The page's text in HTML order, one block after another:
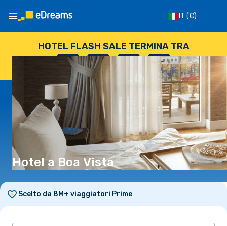
IT (€)
HOTEL FLASH SALE TERMINA TRA
--
GIORNI
: --
ORE
: --
SECONDI
Hotel a Boa Vista
Scelto da 8M+ viaggiatori Prime